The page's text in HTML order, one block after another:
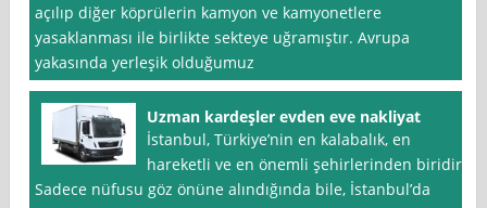
açılıp diğer köprülerin kamyon ve kamyonetlere
yasaklanması ile birlikte sekteye uğramıştır. Avrupa
yakasında yerleşik olduğumuz
Uzman kardeşler evden eve nakliyat
İstanbul, Türkiye’nin en kalabalık, en
hareketli ve en önemli şehirlerinden biridir.
Sadece nüfusu göz önüne alındığında bile, İstanbul’da